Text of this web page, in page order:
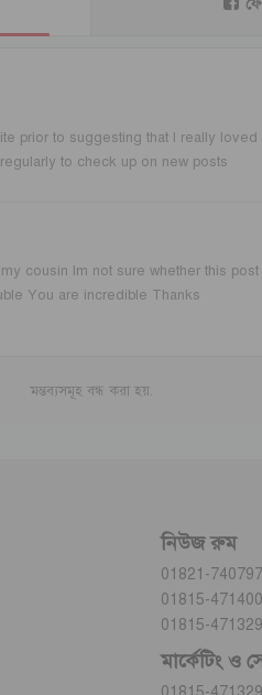
prior to suggesting that I really
to check up on new posts
cousin Im not sure whether this
You are incredible Thanks
মন্তব্যসমূহ বন্ধ করা হয়.
নিউজ রুম
01821-740797
01815-471400
01815-471329
মার্কেটিং ও